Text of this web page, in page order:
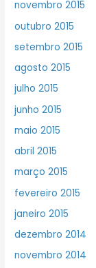
novembro 2015
outubro 2015
setembro 2015
agosto 2015
julho 2015
junho 2015
maio 2015
abril 2015
março 2015
fevereiro 2015
janeiro 2015
dezembro 2014
novembro 2014